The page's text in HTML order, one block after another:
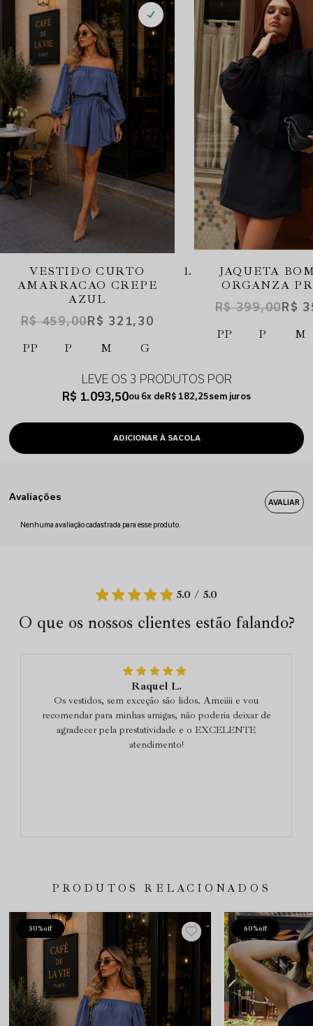
VESTIDO CURTO
AMARRACAO CREPE
AZUL
R$ 459,00R$ 321,30
PP P M G
JAQUETA
ORGANZA
R$ 399,00R$
PP P M
LEVE OS 3 PRODUTOS
R$ 1.093,50
6x R$ 182,25sem juros
Avaliações
Nenhuma avaliação cadastrada para esse produto.
5.0 / 5.0
O que os nossos clientes estão falando?
Raquel L.
Os vestidos, sem exceção são lidos. Ameiiii e vou
recomendar para minhas amigas, não poderia deixar de
agradecer pela prestatividade e o EXCELENTE
atendimento!
PRODUTOS RELACIONADOS
30%off 60%off